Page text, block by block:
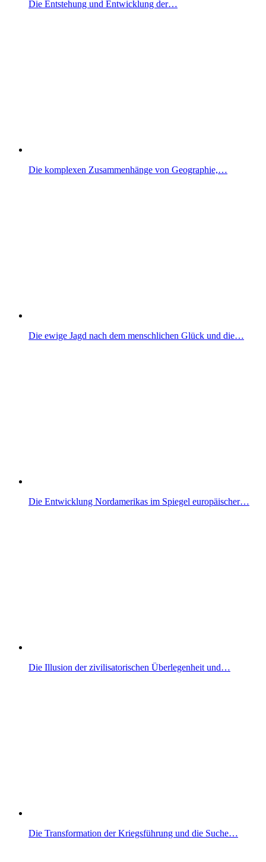
Die Entstehung und Entwicklung der…
Die komplexen Zusammenhänge von Geographie,…
Die ewige Jagd nach dem menschlichen Glück und die…
Die Entwicklung Nordamerikas im Spiegel europäischer…
Die Illusion der zivilisatorischen Überlegenheit und…
Die Transformation der Kriegsführung und die Suche…